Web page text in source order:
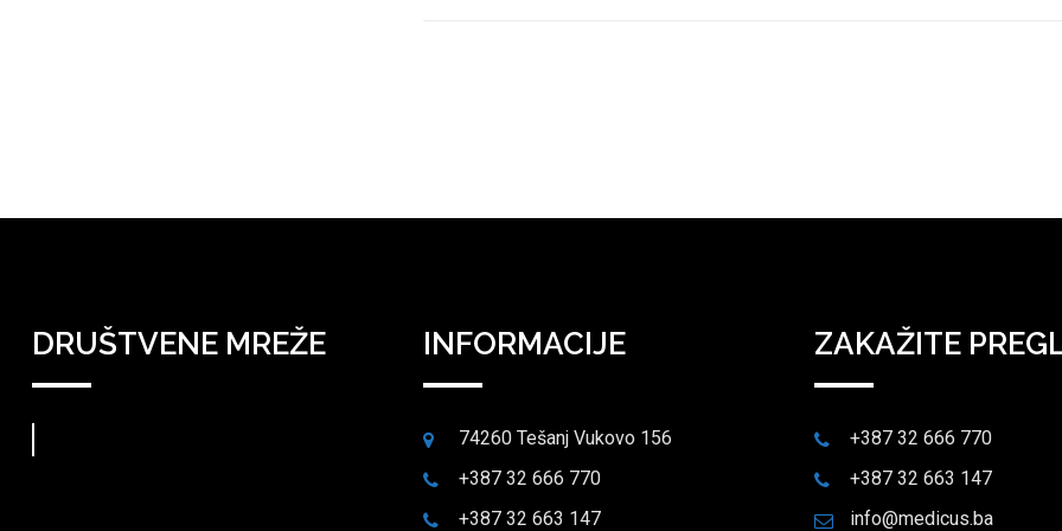
DRUŠTVENE MREŽE INFORMACIJE
74260 Tešanj Vukovo 156
+387 32 666 770
+387 32 663 147
ZAKAŽITE
+387 32 666 770
+387 32 663 147
info@medicus.ba